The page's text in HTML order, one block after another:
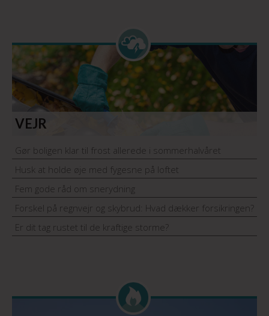
VEJR
Gør boligen klar til frost allerede i sommerhalvåret
Husk at holde øje med fygesne på loftet
Fem gode råd om snerydning
Forskel på regnvejr og skybrud: Hvad dækker forsikringen?
Er dit tag rustet til de kraftige storme?